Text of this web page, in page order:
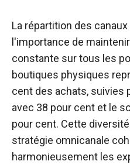
La répartition des
l'importance de
constante sur tous les
boutiques physiques
cent des achats, suivies
avec 38 pour cent et le
pour cent. Cette
stratégie omnicanale
harmonieusement les